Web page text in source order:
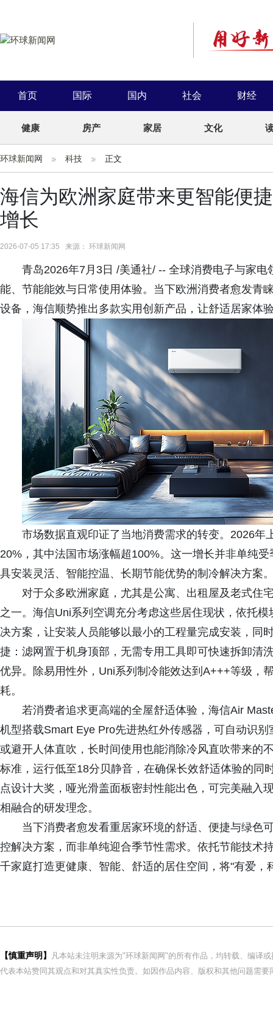
首页 国际 国内 社会 财经
健康 房产 家居 文化
环球新闻网 科技 正文
海信为欧洲家庭带来更智能便
增长
2026-07-05 17:35 来源： 环球新闻网
青岛2026年7月3日 /美通社/ -- 全球消费电子与家
能、节能能效与日常使用体验。当下欧洲消费者愈发青
设备，海信顺势推出多款实用创新产品，让舒适居家体
市场数据直观印证了当地消费需求的转变。2026
20%，其中法国市场涨幅超100%。这一增长并非单纯
具安装灵活、智能控温、长期节能优势的制冷解决方案
对于众多欧洲家庭，尤其是公寓、出租屋及老式住
之一。海信Uni系列空调充分考虑这些居住现状，依托
决方案，让安装人员能够以最小的工程量完成安装，同
捷：滤网置于机身顶部，无需专用工具即可快速拆卸清
优异。除易用性外，Uni系列制冷能效达到A+++等级，
耗。
若消费者追求更高端的全屋舒适体验，海信Air
机型搭载Smart Eye Pro先进热红外传感器，可自动识
或避开人体直吹，长时间使用也能消除冷风直吹带来的
标准，运行低至18分贝静音，在确保长效舒适体验的同
点设计大奖，哑光滑盖面板密封性能出色，可完美融入
相融合的研发理念。
当下消费者愈发看重居家环境的舒适、便捷与绿色
控解决方案，而非单纯迎合季节性需求。依托节能技术
千家庭打造更健康、智能、舒适的居住空间，将"有爱
【慎重声明】
凡本站未注明来源为"环球新闻网"的所有作品，均转载、编译
代表本站赞同其观点和对其真实性负责。如因作品内容、版权和其他问题需